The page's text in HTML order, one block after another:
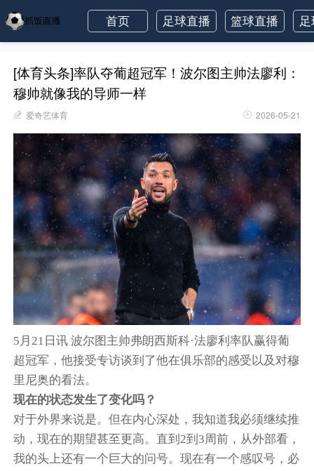
首页 足球直播 篮球直播
[体育头条]率队夺葡超冠军！波尔图主帅法廖利：
穆帅就像我的导师一样
爱奇艺体育 2026-05-21
5月21日讯波尔图主帅弗朗西斯科·法廖利率队赢得葡
超冠军，他接受专访谈到了他在俱乐部的感受以及对穆
里尼奥的看法。
现在的状态发生了变化吗？
对于外界来说是。但在内心深处，我知道我必须继续推
动，现在的期望甚至更高。直到2到3周前，从外部看，
我的头上还有一个巨大的问号。现在有一个感叹号，必